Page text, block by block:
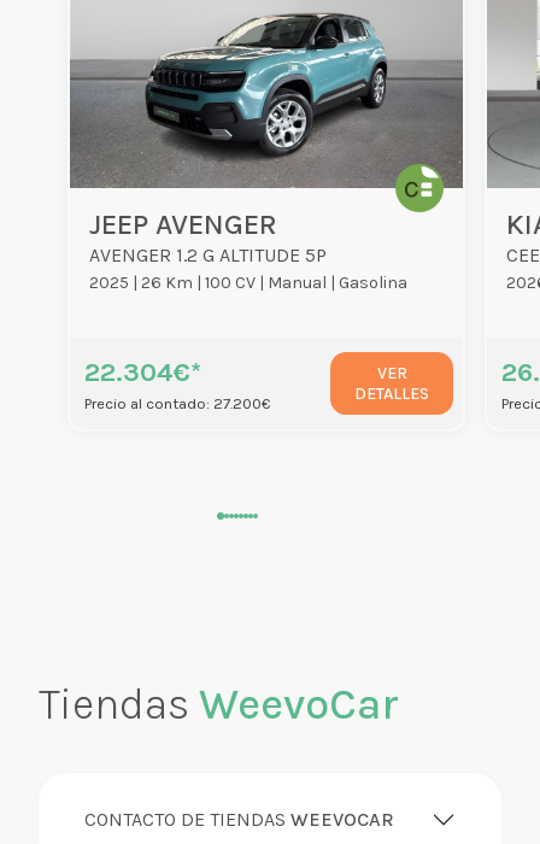
JEEP AVENGER
AVENGER 1.2 G ALTITUDE 5P
2025 | 26 Km | 100 CV | Manual | Gasolina
22.304€*
Precio al contado: 27.200€
VER
DETALLES
Tiendas WeevoCar
CONTACTO DE TIENDASWEEVOCAR